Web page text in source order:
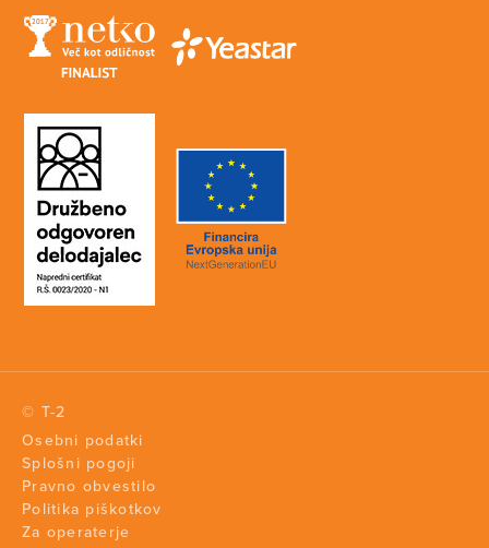
© T-2
Osebni podatki
Splošni pogoji
Pravno obvestilo
Politika piškotkov
Za operaterje